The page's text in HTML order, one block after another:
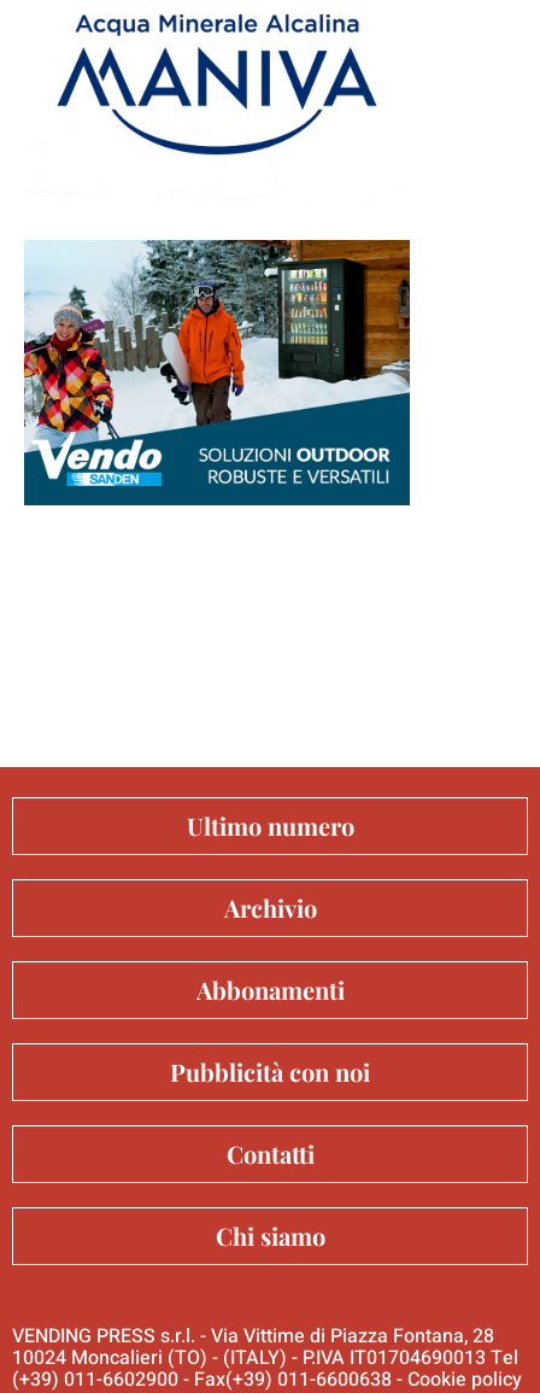
Ultimo numero
Archivio
Abbonamenti
Pubblicità con noi
Contatti
Chi siamo
VENDING PRESS s.r.l. - Via Vittime di Piazza Fontana, 28
10024 Moncalieri (TO) - (ITALY) - P.IVA IT01704690013 Tel
(+39) 011-6602900 - Fax(+39) 011-6600638 -Cookie policy